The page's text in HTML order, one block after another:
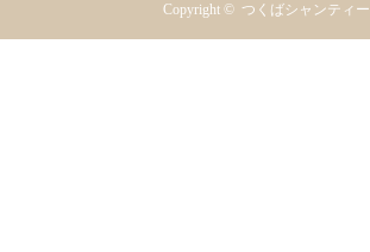
Copyright © つくばシャンティー